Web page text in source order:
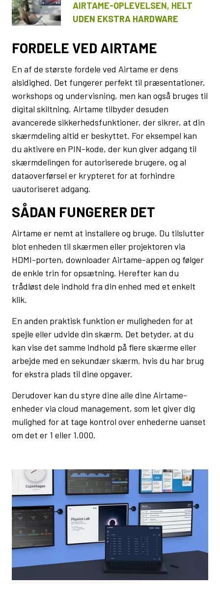
AIRTAME-OPLEVELSEN, HELT
UDEN EKSTRA HARDWARE
FORDELE VED AIRTAME
En af de største fordele ved Airtame er dens
alsidighed. Det fungerer perfekt til præsentationer,
workshops og undervisning, men kan også bruges til
digital skiltning. Airtame tilbyder desuden
avancerede sikkerhedsfunktioner, der sikrer, at din
skærmdeling altid er beskyttet. For eksempel kan
du aktivere en PIN-kode, der kun giver adgang til
skærmdelingen for autoriserede brugere, og al
dataoverførsel er krypteret for at forhindre
uautoriseret adgang.
SÅDAN FUNGERER DET
Airtame er nemt at installere og bruge. Du tilslutter
blot enheden til skærmen eller projektoren via
HDMI-porten, downloader Airtame-appen og følger
de enkle trin for opsætning. Herefter kan du
trådløst dele indhold fra din enhed med et enkelt
klik.
En anden praktisk funktion er muligheden for at
spejle eller udvide din skærm. Det betyder, at du
kan vise det samme indhold på flere skærme eller
arbejde med en sekundær skærm, hvis du har brug
for ekstra plads til dine opgaver.
Derudover kan du styre dine alle dine Airtame-
enheder via cloud management, som let giver dig
mulighed for at tage kontrol over enhederne uanset
om det er 1 eller 1.000.